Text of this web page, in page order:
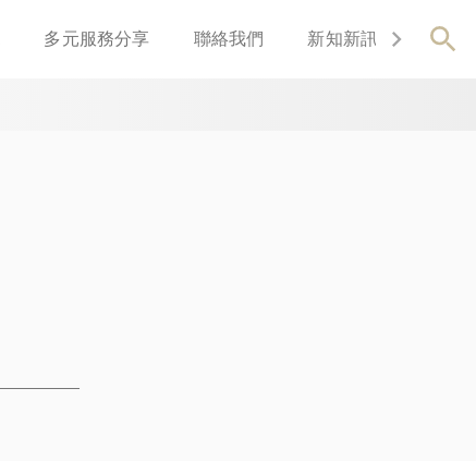
多元服務分享 聯絡我們 新知新訊 關於